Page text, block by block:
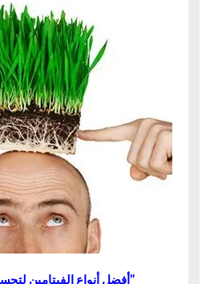
“أفضل أنواع الفيتامين لتحسين صحة الشعر والبشرة”